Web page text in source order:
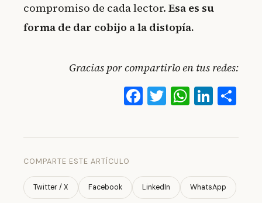
compromiso de cada lector. Esa es su
forma de dar cobijo a la distopía.
Gracias por compartirlo en tus redes:
Facebook
Twitter
COMPARTE ESTE ARTÍCULO
Twitter / X Facebook LinkedIn WhatsApp